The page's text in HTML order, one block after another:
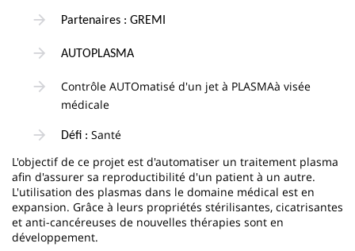
Partenaires : GREMI
AUTOPLASMA
Contrôle AUTOmatisé d'un jet à PLASMAà visée
médicale
Défi : Santé
L'objectif de ce projet est d'automatiser un traitement plasma
afin d'assurer sa reproductibilité d'un patient à un autre.
L'utilisation des plasmas dans le domaine médical est en
expansion. Grâce à leurs propriétés stérilisantes, cicatrisantes
et anti-cancéreuses de nouvelles thérapies sont en
développement.